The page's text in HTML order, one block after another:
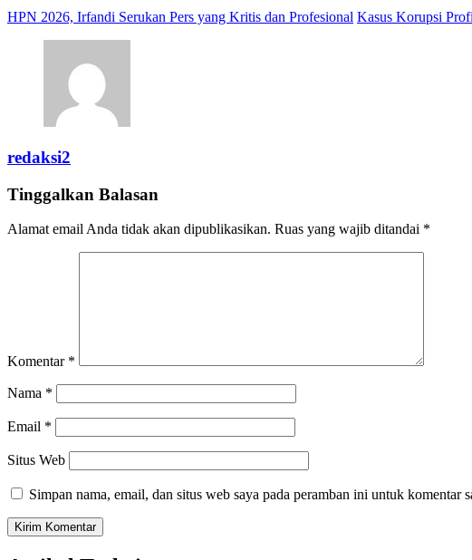
HPN 2026, Irfandi Serukan Pers yang Kritis dan Profesional Kasus Korupsi
redaksi2
Tinggalkan Balasan
Alamat email Anda tidak akan dipublikasikan. Ruas yang wajib ditandai *
Komentar *
Nama *
Email *
Situs Web
Simpan nama, email, dan situs web saya pada peramban ini untuk komentar